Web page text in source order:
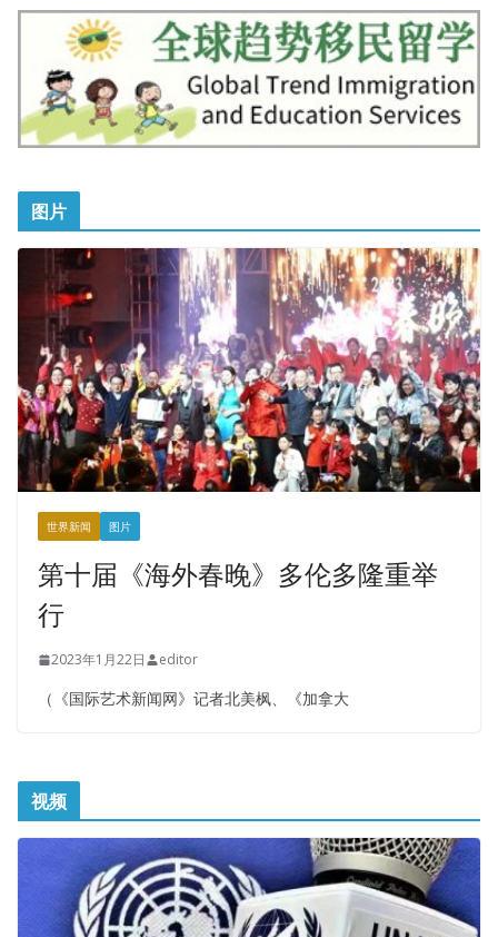
图片
世界新闻 图片
第十届《海外春晚》多伦多隆重举
行
2023年1月22日 editor
（《国际艺术新闻网》记者北美枫、《加拿大
视频